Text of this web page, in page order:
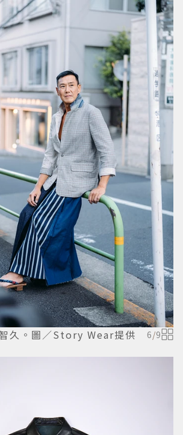
久。圖／Story Wear提供 6/9